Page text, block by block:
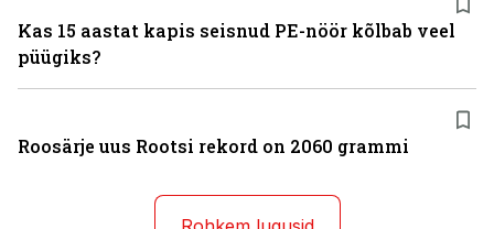
Kas 15 aastat kapis seisnud PE-nöör kõlbab veel
püügiks?
Roosärje uus Rootsi rekord on 2060 grammi